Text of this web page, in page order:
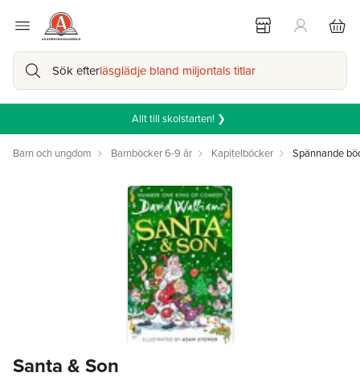
Sök efterläsglädje bland miljontals titlar
Allt till skolstarten! ❯
Barn och ungdom Barnböcker 6-9 år Kapitelböcker Spännande
Santa & Son